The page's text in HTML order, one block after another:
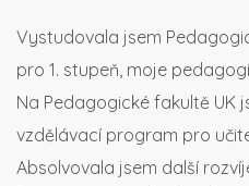
Vystudovala jsem
pro 1. stupeň, moje
Na Pedagogické fakultě UK
vzdělávací program pro
Absolvovala jsem další